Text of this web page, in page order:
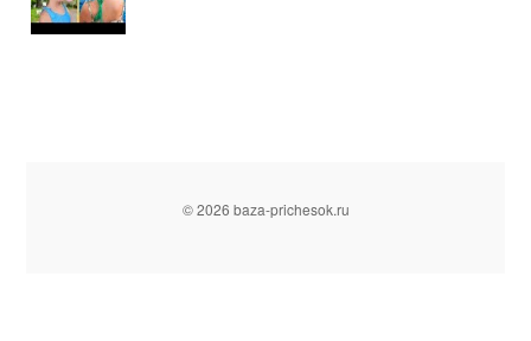
© 2026 baza-prichesok.ru